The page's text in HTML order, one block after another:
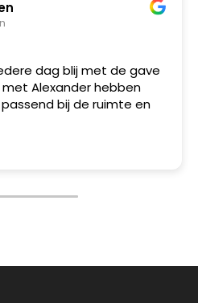
dag blij met de gave
Alexander hebben
bij de ruimte en
materiaalkeuze en
het plaatsen een